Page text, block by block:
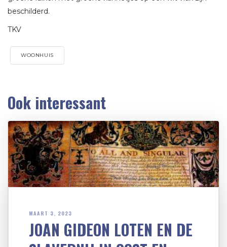
beschilderd.
TKV
WOONHUIS
Ook interessant
MAART 3, 2023
JOAN GIDEON LOTEN EN DE